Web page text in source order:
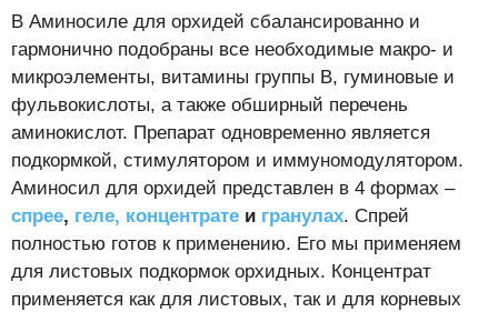
В Аминосиле для орхидей сбалансированно и
гармонично подобраны все необходимые макро- и
микроэлементы, витамины группы В, гуминовые и
фульвокислоты, а также обширный перечень
аминокислот. Препарат одновременно является
подкормкой, стимулятором и иммуномодулятором.
Аминосил для орхидей представлен в 4 формах –
спрее, геле, концентрате и гранулах. Спрей
полностью готов к применению. Его мы применяем
для листовых подкормок орхидных. Концентрат
применяется как для листовых, так и для корневых